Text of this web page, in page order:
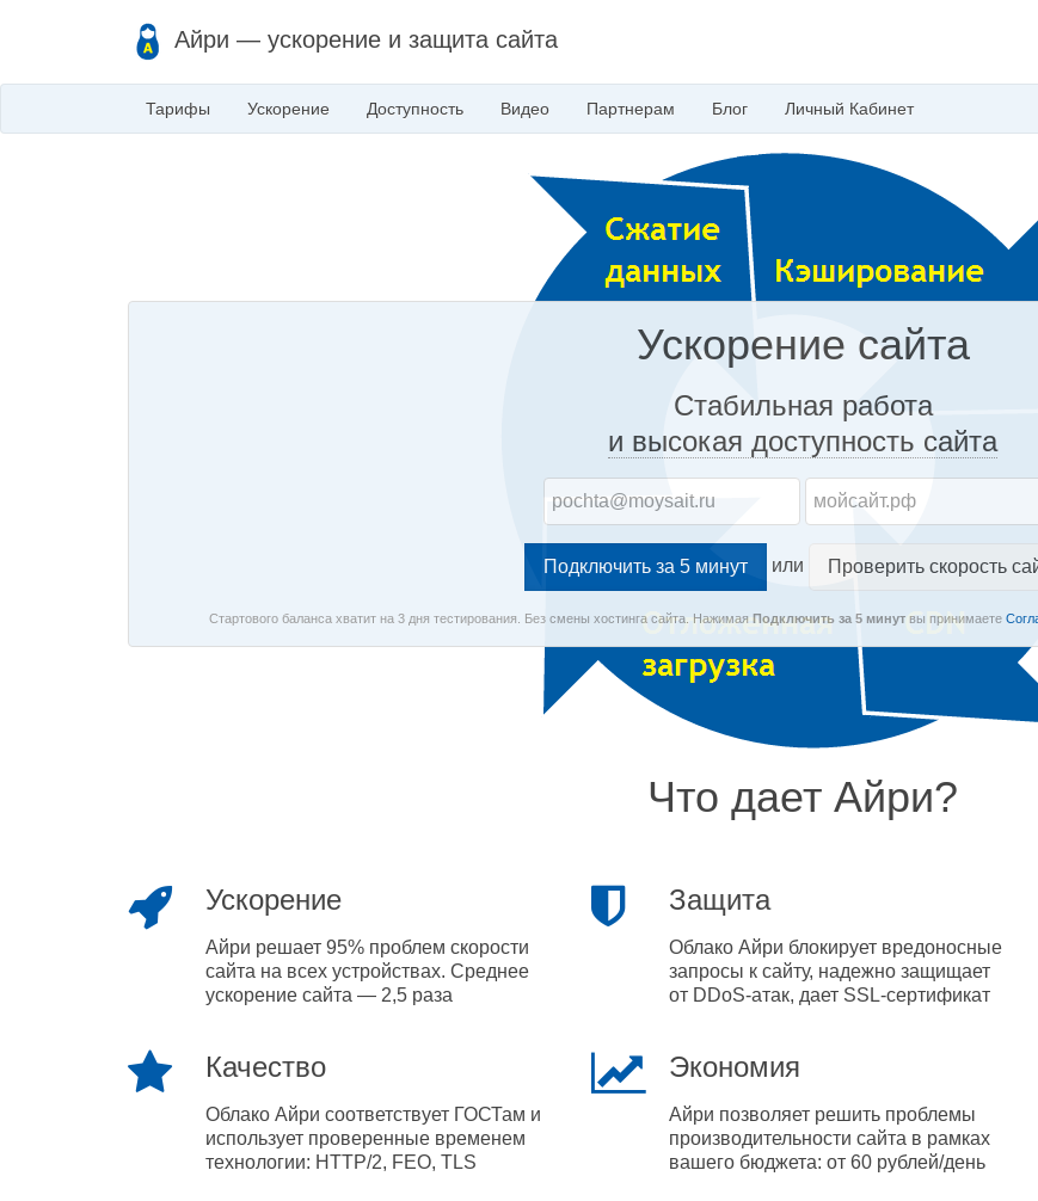
Айри — ускорение и защита сайта
Тарифы Ускорение Доступность Видео Партнерам Блог Личный Кабинет
Ускорение сайта
Стабильная работа
и высокая доступность сайта
или Проверить скорость
Стартового баланса хватит на 3 дня тестирования. Без смены хостинга сайта. Нажимая Подключить за 5 минутвы принимаете
Что дает Айри?
Ускорение
Айри решает 95% проблем скорости
сайта на всех устройствах. Среднее
ускорение сайта — 2,5 раза
Защита
Облако Айри блокирует вредоносные
запросы к сайту, надежно защищает
от DDoS-атак, дает SSL-сертификат
Качество
Облако Айри соответствует ГОСТам и
использует проверенные временем
технологии: HTTP/2, FEO, TLS
Экономия
Айри позволяет решить проблемы
производительности сайта в рамках
вашего бюджета: от 60 рублей/день